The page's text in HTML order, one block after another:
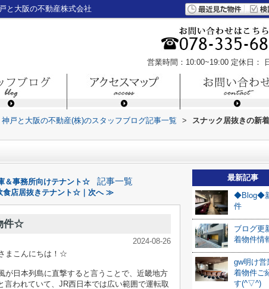
と大阪の不動産株式会社
営業時間：10:00~19:00 定休日：
神戸と大阪の不動産(株)のスタッフブログ記事一覧 >
スナック居抜きの新
事務所向けテナント☆ 記事一覧
食店居抜きテナント☆｜次へ ≫
件☆
2024-08-26
まこんにちは！☆
が日本列島に直撃すると言うことで、近畿地方
言われていて、JR西日本では広い範囲で運転取
最新記事
◆Blog◆
件
ブログ更
着物件情
gw明け
着物件ご
す(^▽^)